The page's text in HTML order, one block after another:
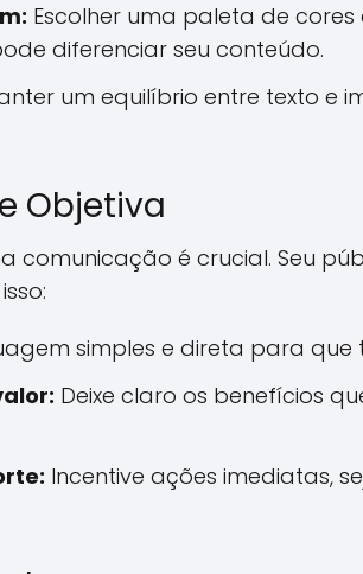
Escolher uma paleta de
diferenciar seu conteúdo.
um equilíbrio entre texto e
Objetiva
comunicação é crucial. Seu
simples e direta para
Deixe claro os benefícios
Incentive ações imediatas,